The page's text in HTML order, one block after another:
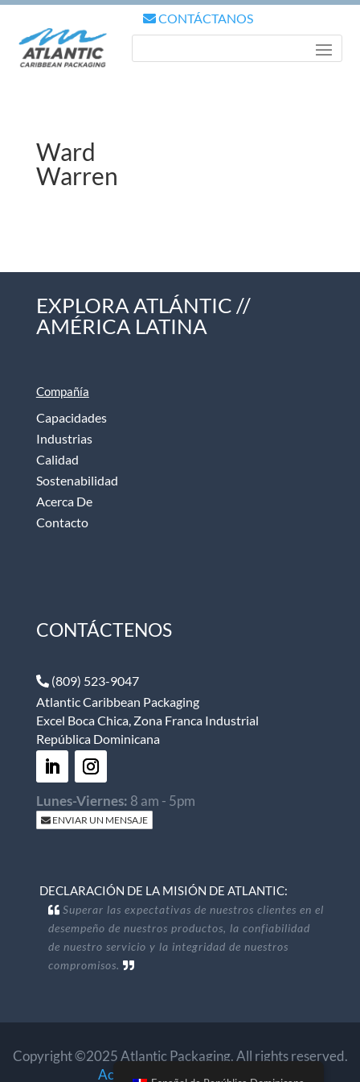
CONTÁCTANOS
Ward
Warren
EXPLORA ATLÁNTIC //
AMÉRICA LATINA
Compañía
Capacidades
Industrias
Calidad
Sostenabilidad
Acerca De
Contacto
CONTÁCTENOS
(809) 523-9047
Atlantic Caribbean Packaging
Excel Boca Chica, Zona Franca Industrial
República Dominicana
Lunes-Viernes: 8 am - 5pm
ENVIAR UN MENSAJE
DECLARACIÓN DE LA MISIÓN DE ATLANTIC:
Superar las expectativas de nuestros clientes en el
desempeño de nuestros productos, la confiabilidad
de nuestro servicio y la integridad de nuestros
compromisos.
Copyright ©2025 Atlantic Packaging. All rights reserved.
Accessibility
.Privacy Policy